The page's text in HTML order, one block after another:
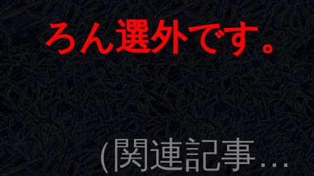
ろん選外です。
（関連記事…